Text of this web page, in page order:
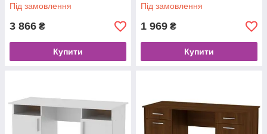
Під замовлення
3 866 ₴
Купити
Під замовлення
1 969 ₴
Купити